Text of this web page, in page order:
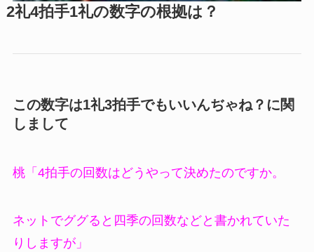
2礼4拍手1礼の数字の根拠は？
この数字は1礼3拍手でもいいんぢゃね？に関
しまして
桃「4拍手の回数はどうやって決めたのですか。
ネットでググると四季の回数などと書かれていた
りしますが」